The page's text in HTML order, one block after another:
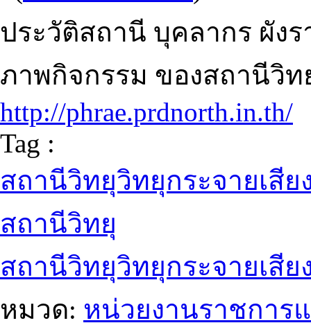
ประวัติสถานี บุคลากร ผัง
ภาพกิจกรรม ของสถานีวิท
http://phrae.prdnorth.in.th/
Tag :
สถานีวิทยุวิทยุกระจายเสีย
สถานีวิทยุ
สถานีวิทยุวิทยุกระจายเสีย
หมวด: หน่วยงานราชการ